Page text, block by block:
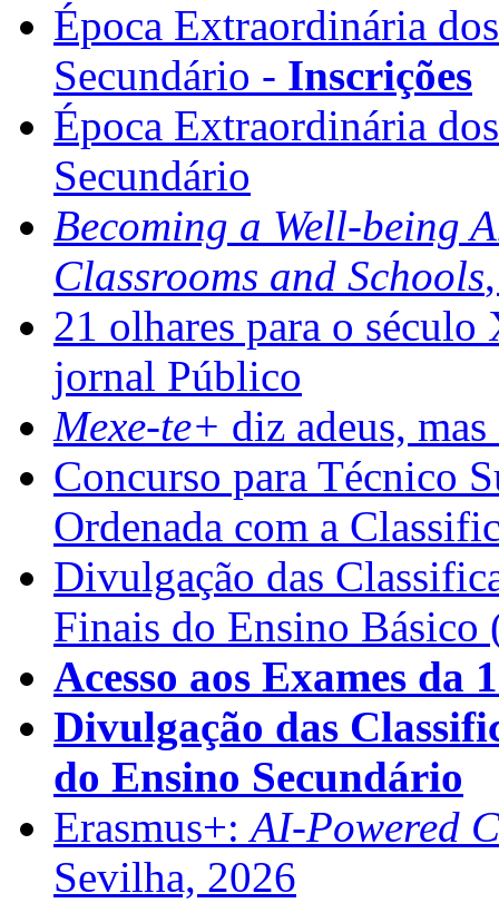
Época Extraordinária
Secundário - Inscrições
Época Extraordinária
Secundário
Becoming a Well-being
Classrooms and Schools
21 olhares para o
jornal Público
Mexe-te+ diz adeus,
Concurso para Técnico
Ordenada com a
Divulgação das
Finais do Ensino Básico
Acesso aos Exames da
Divulgação das
do Ensino Secundário
Erasmus+:AI-Powered
Sevilha, 2026